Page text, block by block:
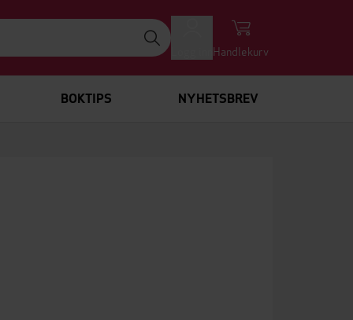
Handlekurv
BOKTIPS NYHETSBREV